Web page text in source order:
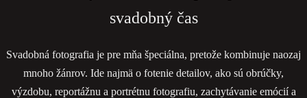
svadobný čas
Svadobná fotografia je pre mňa špeciálna, pretože kombinuje naozaj
mnoho žánrov. Ide najmä o fotenie detailov, ako sú obrúčky,
výzdobu, reportážnu a portrétnu fotografiu, zachytávanie emócií a